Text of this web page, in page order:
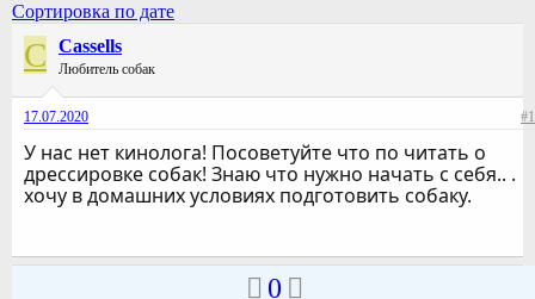
Сортировка по дате
C Cassells
Любитель собак
17.07.2020 #1
У нас нет кинолога! Посоветуйте что по читать о
дрессировке собак! Знаю что нужно начать с себя.. .
хочу в домашних условиях подготовить собаку.
0